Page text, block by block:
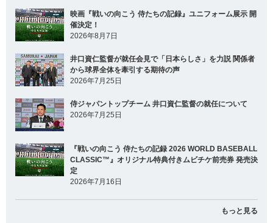
映画『戦いの向こう 侍たちの記録』ユニフォーム展示 開
催決定！
2026年8月7日
井口資仁監督が就任会見で「日本らしさ」を力説 関係者
から球界全体を牽引する期待の声
2026年7月25日
侍ジャパントップチーム 井口資仁監督の就任について
2026年7月25日
『戦いの向こう 侍たちの記録 2026 WORLD BASEBALL
CLASSIC™』オリジナル特典付きムビチケ前売券 発売決
定
2026年7月16日
もっと見る